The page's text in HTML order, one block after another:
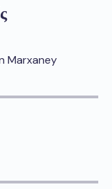
Marxaney